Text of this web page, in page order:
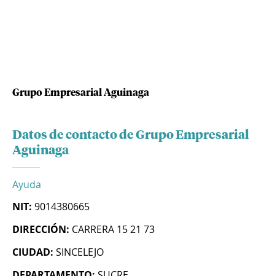
Grupo Empresarial Aguinaga
Datos de contacto de Grupo Empresarial
Aguinaga
Ayuda
NIT: 9014380665
DIRECCIÓN: CARRERA 15 21 73
CIUDAD: SINCELEJO